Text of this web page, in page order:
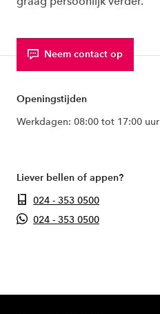
Neem contact op
Openingstijden
Werkdagen: 08:00 tot 17:00 uur
Liever bellen of appen?
024 - 353 0500
024 - 353 0500